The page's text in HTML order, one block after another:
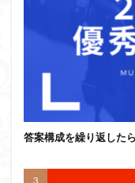
答案構成を繰り返した